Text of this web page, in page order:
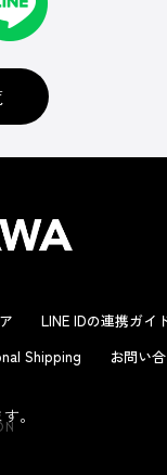
LINE IDの連携ガイ
Shipping お問い
。